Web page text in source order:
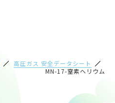
高圧ガス 安全データシート
MN-17-窒素ヘリウム